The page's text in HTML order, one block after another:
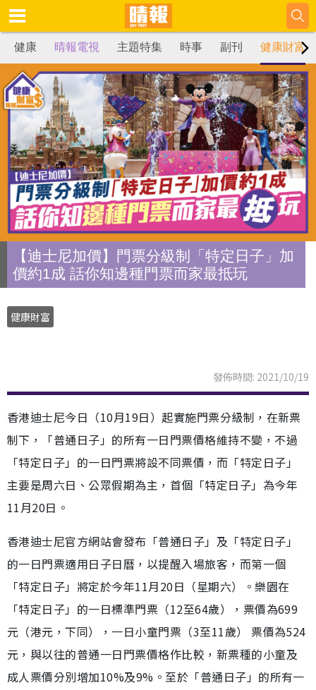
健康 晴報電視 主題特集 時事 副刊 健康財富
【迪士尼加價】門票分級制「特定日子」加
價約1成 話你知邊種門票而家最抵玩
健康財富
發佈時間: 2021/10/19
香港迪士尼今日（10月19日）起實施門票分級制，在新票
制下，「普通日子」的所有一日門票價格維持不變，不過
「特定日子」的一日門票將設不同票價，而「特定日子」
主要是周六日、公眾假期為主，首個「特定日子」為今年
11月20日。
香港迪士尼官方網站會發布「普通日子」及「特定日子」
的一日門票適用日子日曆，以提醒入場旅客，而第一個
「特定日子」將定於今年11月20日（星期六）。樂園在
「特定日子」的一日標準門票（12至64歲），票價為699
元（港元，下同），一日小童門票（3至11歲） 票價為524
元，與以往的普通一日門票價格作比較，新票種的小童及
成人票價分別增加10%及9%。至於「普通日子」的所有一